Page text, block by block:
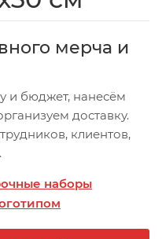
мерча и
и бюджет, нанесём
доставку.
клиентов,
наборы